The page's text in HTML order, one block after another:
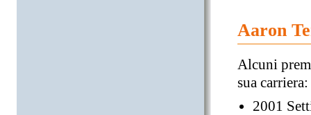
Aaron
Alcuni
sua carriera:
2001